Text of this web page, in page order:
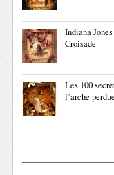
Indiana
Croisade
Les 100
l’arche perdue